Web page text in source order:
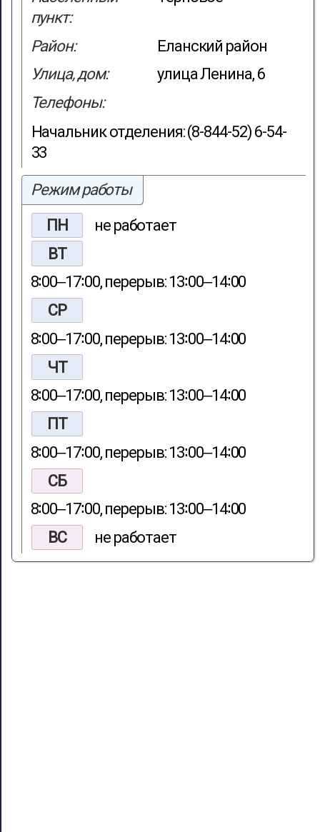
пункт:
Район:
Еланский район
Улица, дом:
улица Ленина, 6
Телефоны:
Начальник отделения: (8-844-52) 6-54-
33
Режим работы
ПН
не работает
ВТ
8∶00‒17∶00, перерыв: 13∶00‒14∶00
СР
8∶00‒17∶00, перерыв: 13∶00‒14∶00
ЧТ
8∶00‒17∶00, перерыв: 13∶00‒14∶00
ПТ
8∶00‒17∶00, перерыв: 13∶00‒14∶00
СБ
8∶00‒17∶00, перерыв: 13∶00‒14∶00
ВС
не работает